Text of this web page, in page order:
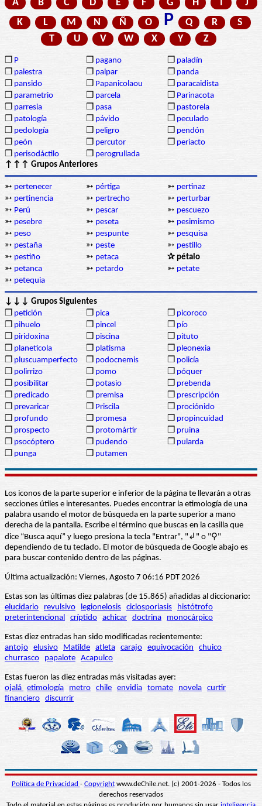
A B C D E F G H I
J
K
L M N Ñ O P Q R
S
T
U V W X Y Z
❒ P ❒ pagano ❒ paladín
❒ palestra ❒ palpar ❒ panda
❒ pansido ❒ Papanicolaou ❒ paracaidista
❒ parametrio ❒ parcela ❒ Parinacota
❒ parresia ❒ pasa ❒ pastorela
❒ patología ❒ pávido ❒ peculado
❒ pedología ❒ peligro ❒ pendón
❒ peón ❒ percutor ❒ periacto
❒ perisodáctilo ❒ perogrullada
↑↑↑ Grupos Anteriores
➳ pertenecer ➳ pértiga ➳ pertinaz
➳ pertinencia ➳ pertrecho ➳ perturbar
➳ Perú ➳ pescar ➳ pescuezo
➳ pesebre ➳ peseta ➳ pesimismo
➳ peso ➳ pespunte ➳ pesquisa
➳ pestaña ➳ peste ➳ pestillo
➳ pestiño ➳ petaca
✰ pétalo
➳ petanca ➳ petardo ➳ petate
➳ petequia
↓↓↓ Grupos Siguientes
❒ petición ❒ pica ❒ picoroco
❒ pihuelo ❒ pincel ❒ pío
❒ piridoxina ❒ piscina ❒ pituto
❒ planetícola ❒ platisma ❒ pleonexia
❒ pluscuamperfecto ❒ podocnemis ❒ policía
❒ polirrizo ❒ pomo ❒ póquer
❒ posibilitar ❒ potasio ❒ prebenda
❒ predicado ❒ premisa ❒ prescripción
❒ prevaricar ❒ Priscila ❒ prociónido
❒ profundo ❒ promesa ❒ propincuidad
❒ prospecto ❒ protomártir ❒ pruina
❒ psocóptero ❒ pudendo ❒ pularda
❒ punga ❒ putamen
Los iconos de la parte superior e inferior de la página te llevarán a otras
secciones útiles e interesantes. Puedes encontrar la etimología de una
palabra usando el motor de búsqueda en la parte superior a mano
derecha de la pantalla. Escribe el término que buscas en la casilla que
dice “Busca aquí” y luego presiona la tecla "Entrar", "↲" o "⚲"
dependiendo de tu teclado. El motor de búsqueda de Google abajo es
para buscar contenido dentro de las páginas.
Última actualización: Viernes, Agosto 7 06:16 PDT 2026
Estas son las últimas diez palabras (de 15.865) añadidas al diccionario:
elucidario
revulsivo legionelosis ciclosporiasis
histótrofo
preterintencional críptido achicar doctrina monocárpico
Estas diez entradas han sido modificadas recientemente:
antojo elusivo Matilde atleta carajo equivocación
chuico
churrasco
papalote Acapulco
Estas fueron las diez entradas más visitadas ayer:
ojalá etimología metro chile envidia tomate novela curtir
financiero discurrir
Política de Privacidad - Copyrightwww.deChile.net. (c) 2001-2026 - Todos los
derechos reservados